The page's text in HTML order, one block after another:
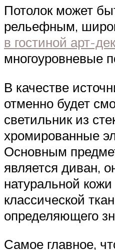
Потолок может
рельефным,
в гостиной арт-
многоуровневые
В качестве
отменно будет
светильник из
хромированные
Основным
является диван,
натуральной
классической
определяющего
Самое главное,